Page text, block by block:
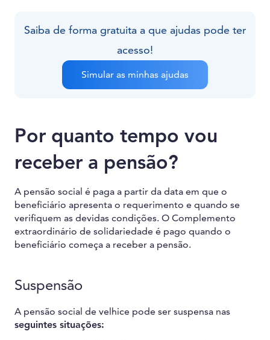
Saiba de forma gratuita a que ajudas pode ter
acesso!
Simular as minhas ajudas
Por quanto tempo vou
receber a pensão?
A pensão social é paga a partir da data em que o
beneficiário apresenta o requerimento e quando se
verifiquem as devidas condições. O Complemento
extraordinário de solidariedade é pago quando o
beneficiário começa a receber a pensão.
Suspensão
A pensão social de velhice pode ser suspensa nas
seguintes situações: